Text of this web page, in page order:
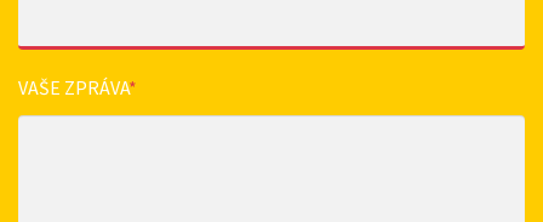
VAŠE ZPRÁVA*